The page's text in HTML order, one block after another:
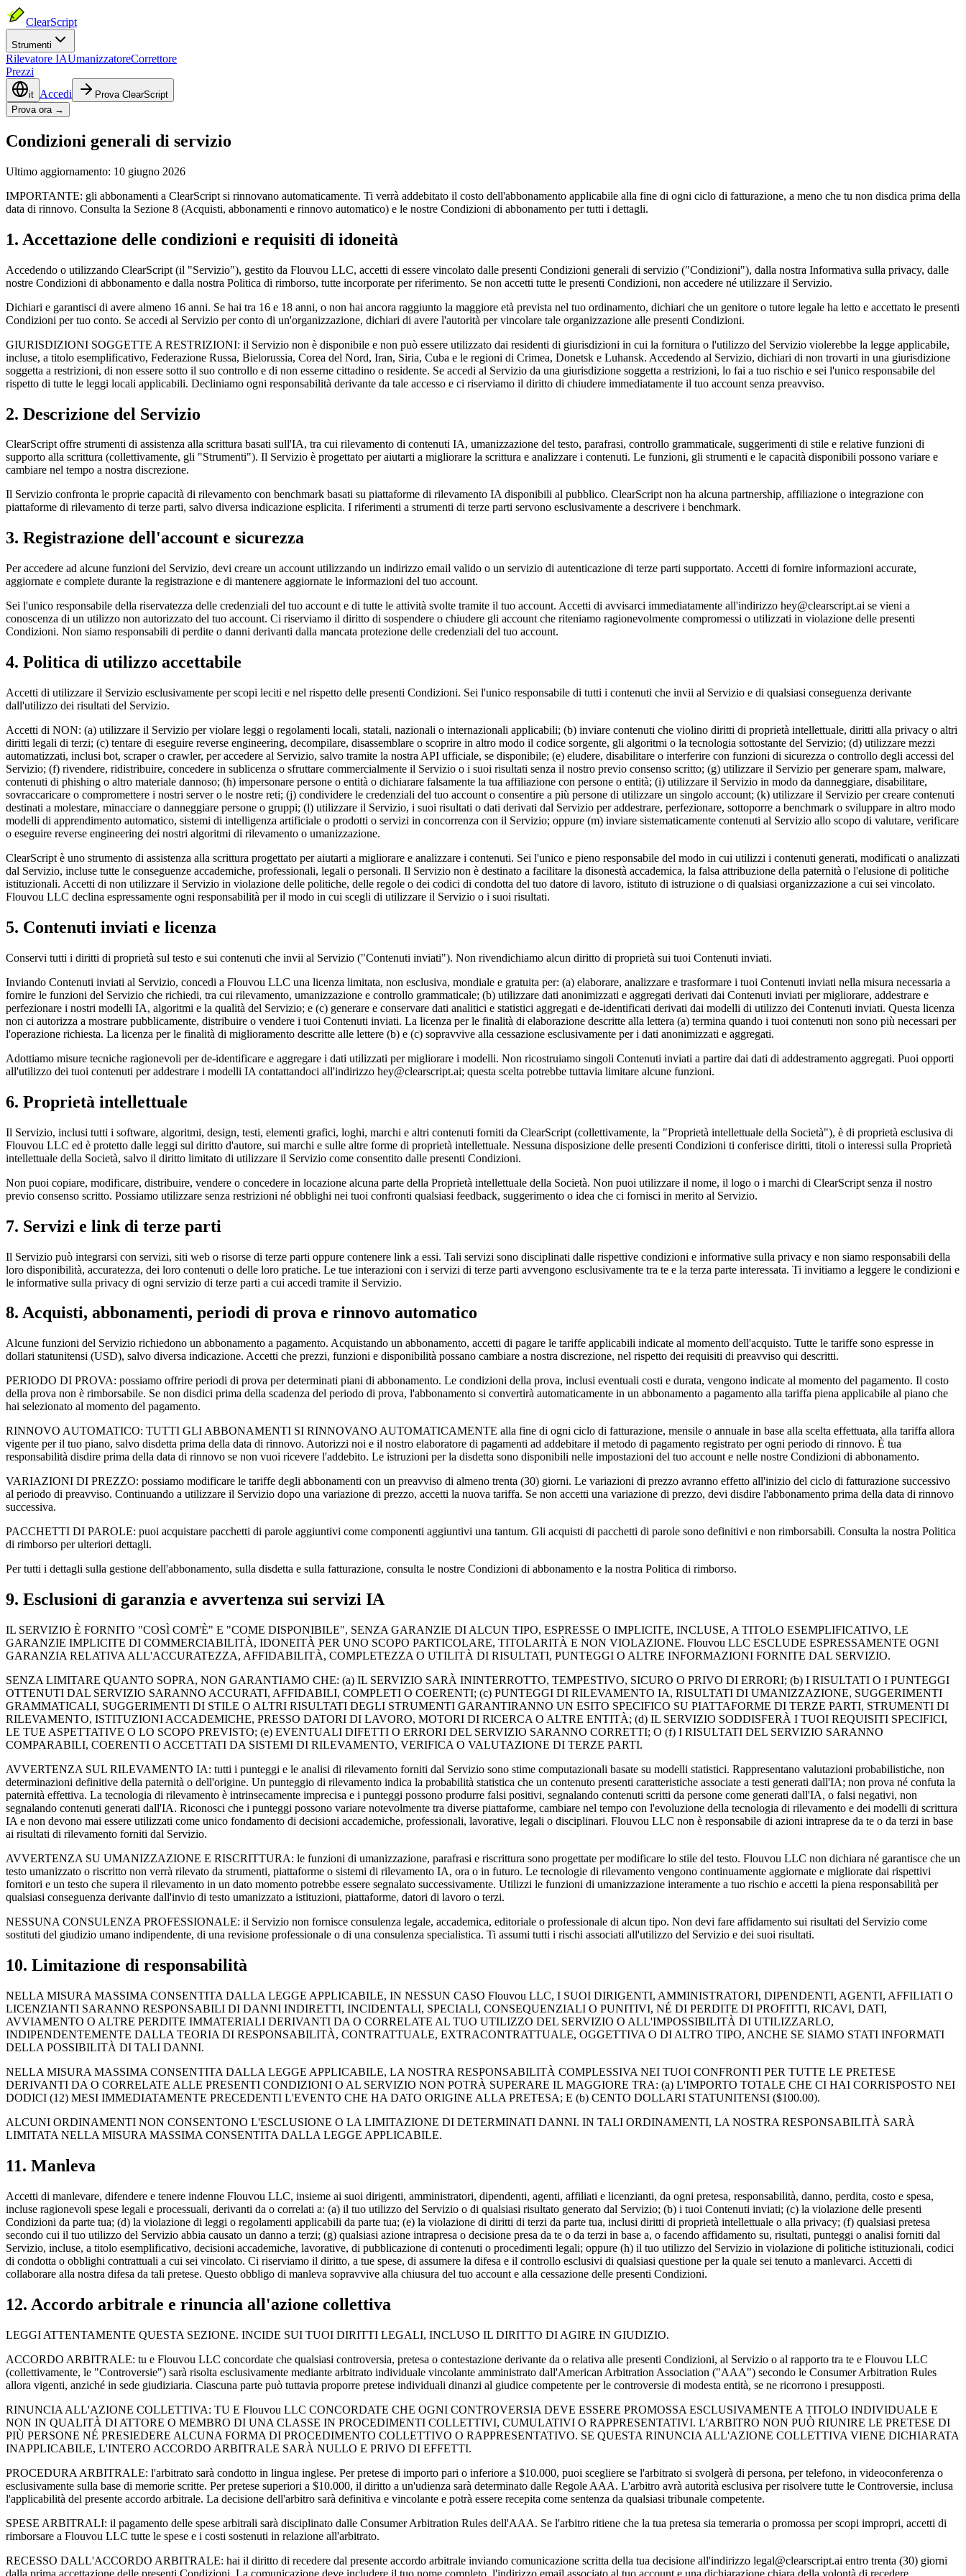
ClearScript
Strumenti
Rilevatore IAUmanizzatoreCorrettore
Prezzi
it Accedi
Prova ClearScript
Prova ora →
Condizioni generali di servizio
Ultimo aggiornamento: 10 giugno 2026
IMPORTANTE: gli abbonamenti a ClearScript si rinnovano automaticamente. Ti verrà addebitato il costo dell'abbonamento applicabile alla fine di ogni ciclo di fatturazione, a meno che tu non disdica prima della
data di rinnovo. Consulta la Sezione 8 (Acquisti, abbonamenti e rinnovo automatico) e le nostre Condizioni di abbonamento per tutti i dettagli.
1. Accettazione delle condizioni e requisiti di idoneità
Accedendo o utilizzando ClearScript (il "Servizio"), gestito da Flouvou LLC, accetti di essere vincolato dalle presenti Condizioni generali di servizio ("Condizioni"), dalla nostra Informativa sulla privacy, dalle
nostre Condizioni di abbonamento e dalla nostra Politica di rimborso, tutte incorporate per riferimento. Se non accetti tutte le presenti Condizioni, non accedere né utilizzare il Servizio.
Dichiari e garantisci di avere almeno 16 anni. Se hai tra 16 e 18 anni, o non hai ancora raggiunto la maggiore età prevista nel tuo ordinamento, dichiari che un genitore o tutore legale ha letto e accettato le presenti
Condizioni per tuo conto. Se accedi al Servizio per conto di un'organizzazione, dichiari di avere l'autorità per vincolare tale organizzazione alle presenti Condizioni.
GIURISDIZIONI SOGGETTE A RESTRIZIONI: il Servizio non è disponibile e non può essere utilizzato dai residenti di giurisdizioni in cui la fornitura o l'utilizzo del Servizio violerebbe la legge applicabile,
incluse, a titolo esemplificativo, Federazione Russa, Bielorussia, Corea del Nord, Iran, Siria, Cuba e le regioni di Crimea, Donetsk e Luhansk. Accedendo al Servizio, dichiari di non trovarti in una giurisdizione
soggetta a restrizioni, di non essere sotto il suo controllo e di non esserne cittadino o residente. Se accedi al Servizio da una giurisdizione soggetta a restrizioni, lo fai a tuo rischio e sei l'unico responsabile del
rispetto di tutte le leggi locali applicabili. Decliniamo ogni responsabilità derivante da tale accesso e ci riserviamo il diritto di chiudere immediatamente il tuo account senza preavviso.
2. Descrizione del Servizio
ClearScript offre strumenti di assistenza alla scrittura basati sull'IA, tra cui rilevamento di contenuti IA, umanizzazione del testo, parafrasi, controllo grammaticale, suggerimenti di stile e relative funzioni di
supporto alla scrittura (collettivamente, gli "Strumenti"). Il Servizio è progettato per aiutarti a migliorare la scrittura e analizzare i contenuti. Le funzioni, gli strumenti e le capacità disponibili possono variare e
cambiare nel tempo a nostra discrezione.
Il Servizio confronta le proprie capacità di rilevamento con benchmark basati su piattaforme di rilevamento IA disponibili al pubblico. ClearScript non ha alcuna partnership, affiliazione o integrazione con
piattaforme di rilevamento di terze parti, salvo diversa indicazione esplicita. I riferimenti a strumenti di terze parti servono esclusivamente a descrivere i benchmark.
3. Registrazione dell'account e sicurezza
Per accedere ad alcune funzioni del Servizio, devi creare un account utilizzando un indirizzo email valido o un servizio di autenticazione di terze parti supportato. Accetti di fornire informazioni accurate,
aggiornate e complete durante la registrazione e di mantenere aggiornate le informazioni del tuo account.
Sei l'unico responsabile della riservatezza delle credenziali del tuo account e di tutte le attività svolte tramite il tuo account. Accetti di avvisarci immediatamente all'indirizzo hey@clearscript.ai se vieni a
conoscenza di un utilizzo non autorizzato del tuo account. Ci riserviamo il diritto di sospendere o chiudere gli account che riteniamo ragionevolmente compromessi o utilizzati in violazione delle presenti
Condizioni. Non siamo responsabili di perdite o danni derivanti dalla mancata protezione delle credenziali del tuo account.
4. Politica di utilizzo accettabile
Accetti di utilizzare il Servizio esclusivamente per scopi leciti e nel rispetto delle presenti Condizioni. Sei l'unico responsabile di tutti i contenuti che invii al Servizio e di qualsiasi conseguenza derivante
dall'utilizzo dei risultati del Servizio.
Accetti di NON: (a) utilizzare il Servizio per violare leggi o regolamenti locali, statali, nazionali o internazionali applicabili; (b) inviare contenuti che violino diritti di proprietà intellettuale, diritti alla privacy o altri
diritti legali di terzi; (c) tentare di eseguire reverse engineering, decompilare, disassemblare o scoprire in altro modo il codice sorgente, gli algoritmi o la tecnologia sottostante del Servizio; (d) utilizzare mezzi
automatizzati, inclusi bot, scraper o crawler, per accedere al Servizio, salvo tramite la nostra API ufficiale, se disponibile; (e) eludere, disabilitare o interferire con funzioni di sicurezza o controllo degli accessi del
Servizio; (f) rivendere, ridistribuire, concedere in sublicenza o sfruttare commercialmente il Servizio o i suoi risultati senza il nostro previo consenso scritto; (g) utilizzare il Servizio per generare spam, malware,
contenuti di phishing o altro materiale dannoso; (h) impersonare persone o entità o dichiarare falsamente la tua affiliazione con persone o entità; (i) utilizzare il Servizio in modo da danneggiare, disabilitare,
sovraccaricare o compromettere i nostri server o le nostre reti; (j) condividere le credenziali del tuo account o consentire a più persone di utilizzare un singolo account; (k) utilizzare il Servizio per creare contenuti
destinati a molestare, minacciare o danneggiare persone o gruppi; (l) utilizzare il Servizio, i suoi risultati o dati derivati dal Servizio per addestrare, perfezionare, sottoporre a benchmark o sviluppare in altro modo
modelli di apprendimento automatico, sistemi di intelligenza artificiale o prodotti o servizi in concorrenza con il Servizio; oppure (m) inviare sistematicamente contenuti al Servizio allo scopo di valutare, verificare
o eseguire reverse engineering dei nostri algoritmi di rilevamento o umanizzazione.
ClearScript è uno strumento di assistenza alla scrittura progettato per aiutarti a migliorare e analizzare i contenuti. Sei l'unico e pieno responsabile del modo in cui utilizzi i contenuti generati, modificati o analizzati
dal Servizio, incluse tutte le conseguenze accademiche, professionali, legali o personali. Il Servizio non è destinato a facilitare la disonestà accademica, la falsa attribuzione della paternità o l'elusione di politiche
istituzionali. Accetti di non utilizzare il Servizio in violazione delle politiche, delle regole o dei codici di condotta del tuo datore di lavoro, istituto di istruzione o di qualsiasi organizzazione a cui sei vincolato.
Flouvou LLC declina espressamente ogni responsabilità per il modo in cui scegli di utilizzare il Servizio o i suoi risultati.
5. Contenuti inviati e licenza
Conservi tutti i diritti di proprietà sul testo e sui contenuti che invii al Servizio ("Contenuti inviati"). Non rivendichiamo alcun diritto di proprietà sui tuoi Contenuti inviati.
Inviando Contenuti inviati al Servizio, concedi a Flouvou LLC una licenza limitata, non esclusiva, mondiale e gratuita per: (a) elaborare, analizzare e trasformare i tuoi Contenuti inviati nella misura necessaria a
fornire le funzioni del Servizio che richiedi, tra cui rilevamento, umanizzazione e controllo grammaticale; (b) utilizzare dati anonimizzati e aggregati derivati dai Contenuti inviati per migliorare, addestrare e
perfezionare i nostri modelli IA, algoritmi e la qualità del Servizio; e (c) generare e conservare dati analitici e statistici aggregati e de-identificati derivati dai modelli di utilizzo dei Contenuti inviati. Questa licenza
non ci autorizza a mostrare pubblicamente, distribuire o vendere i tuoi Contenuti inviati. La licenza per le finalità di elaborazione descritte alla lettera (a) termina quando i tuoi contenuti non sono più necessari per
l'operazione richiesta. La licenza per le finalità di miglioramento descritte alle lettere (b) e (c) sopravvive alla cessazione esclusivamente per i dati anonimizzati e aggregati.
Adottiamo misure tecniche ragionevoli per de-identificare e aggregare i dati utilizzati per migliorare i modelli. Non ricostruiamo singoli Contenuti inviati a partire dai dati di addestramento aggregati. Puoi opporti
all'utilizzo dei tuoi contenuti per addestrare i modelli IA contattandoci all'indirizzo hey@clearscript.ai; questa scelta potrebbe tuttavia limitare alcune funzioni.
6. Proprietà intellettuale
Il Servizio, inclusi tutti i software, algoritmi, design, testi, elementi grafici, loghi, marchi e altri contenuti forniti da ClearScript (collettivamente, la "Proprietà intellettuale della Società"), è di proprietà esclusiva di
Flouvou LLC ed è protetto dalle leggi sul diritto d'autore, sui marchi e sulle altre forme di proprietà intellettuale. Nessuna disposizione delle presenti Condizioni ti conferisce diritti, titoli o interessi sulla Proprietà
intellettuale della Società, salvo il diritto limitato di utilizzare il Servizio come consentito dalle presenti Condizioni.
Non puoi copiare, modificare, distribuire, vendere o concedere in locazione alcuna parte della Proprietà intellettuale della Società. Non puoi utilizzare il nome, il logo o i marchi di ClearScript senza il nostro
previo consenso scritto. Possiamo utilizzare senza restrizioni né obblighi nei tuoi confronti qualsiasi feedback, suggerimento o idea che ci fornisci in merito al Servizio.
7. Servizi e link di terze parti
Il Servizio può integrarsi con servizi, siti web o risorse di terze parti oppure contenere link a essi. Tali servizi sono disciplinati dalle rispettive condizioni e informative sulla privacy e non siamo responsabili della
loro disponibilità, accuratezza, dei loro contenuti o delle loro pratiche. Le tue interazioni con i servizi di terze parti avvengono esclusivamente tra te e la terza parte interessata. Ti invitiamo a leggere le condizioni e
le informative sulla privacy di ogni servizio di terze parti a cui accedi tramite il Servizio.
8. Acquisti, abbonamenti, periodi di prova e rinnovo automatico
Alcune funzioni del Servizio richiedono un abbonamento a pagamento. Acquistando un abbonamento, accetti di pagare le tariffe applicabili indicate al momento dell'acquisto. Tutte le tariffe sono espresse in
dollari statunitensi (USD), salvo diversa indicazione. Accetti che prezzi, funzioni e disponibilità possano cambiare a nostra discrezione, nel rispetto dei requisiti di preavviso qui descritti.
PERIODO DI PROVA: possiamo offrire periodi di prova per determinati piani di abbonamento. Le condizioni della prova, inclusi eventuali costi e durata, vengono indicate al momento del pagamento. Il costo
della prova non è rimborsabile. Se non disdici prima della scadenza del periodo di prova, l'abbonamento si convertirà automaticamente in un abbonamento a pagamento alla tariffa piena applicabile al piano che
hai selezionato al momento del pagamento.
RINNOVO AUTOMATICO: TUTTI GLI ABBONAMENTI SI RINNOVANO AUTOMATICAMENTE alla fine di ogni ciclo di fatturazione, mensile o annuale in base alla scelta effettuata, alla tariffa allora
vigente per il tuo piano, salvo disdetta prima della data di rinnovo. Autorizzi noi e il nostro elaboratore di pagamenti ad addebitare il metodo di pagamento registrato per ogni periodo di rinnovo. È tua
responsabilità disdire prima della data di rinnovo se non vuoi ricevere l'addebito. Le istruzioni per la disdetta sono disponibili nelle impostazioni del tuo account e nelle nostre Condizioni di abbonamento.
VARIAZIONI DI PREZZO: possiamo modificare le tariffe degli abbonamenti con un preavviso di almeno trenta (30) giorni. Le variazioni di prezzo avranno effetto all'inizio del ciclo di fatturazione successivo
al periodo di preavviso. Continuando a utilizzare il Servizio dopo una variazione di prezzo, accetti la nuova tariffa. Se non accetti una variazione di prezzo, devi disdire l'abbonamento prima della data di rinnovo
successiva.
PACCHETTI DI PAROLE: puoi acquistare pacchetti di parole aggiuntivi come componenti aggiuntivi una tantum. Gli acquisti di pacchetti di parole sono definitivi e non rimborsabili. Consulta la nostra Politica
di rimborso per ulteriori dettagli.
Per tutti i dettagli sulla gestione dell'abbonamento, sulla disdetta e sulla fatturazione, consulta le nostre Condizioni di abbonamento e la nostra Politica di rimborso.
9. Esclusioni di garanzia e avvertenza sui servizi IA
IL SERVIZIO È FORNITO "COSÌ COM'È" E "COME DISPONIBILE", SENZA GARANZIE DI ALCUN TIPO, ESPRESSE O IMPLICITE, INCLUSE, A TITOLO ESEMPLIFICATIVO, LE
GARANZIE IMPLICITE DI COMMERCIABILITÀ, IDONEITÀ PER UNO SCOPO PARTICOLARE, TITOLARITÀ E NON VIOLAZIONE. Flouvou LLC ESCLUDE ESPRESSAMENTE OGNI
GARANZIA RELATIVA ALL'ACCURATEZZA, AFFIDABILITÀ, COMPLETEZZA O UTILITÀ DI RISULTATI, PUNTEGGI O ALTRE INFORMAZIONI FORNITE DAL SERVIZIO.
SENZA LIMITARE QUANTO SOPRA, NON GARANTIAMO CHE: (a) IL SERVIZIO SARÀ ININTERROTTO, TEMPESTIVO, SICURO O PRIVO DI ERRORI; (b) I RISULTATI O I PUNTEGGI
OTTENUTI DAL SERVIZIO SARANNO ACCURATI, AFFIDABILI, COMPLETI O COERENTI; (c) PUNTEGGI DI RILEVAMENTO IA, RISULTATI DI UMANIZZAZIONE, SUGGERIMENTI
GRAMMATICALI, SUGGERIMENTI DI STILE O ALTRI RISULTATI DEGLI STRUMENTI GARANTIRANNO UN ESITO SPECIFICO SU PIATTAFORME DI TERZE PARTI, STRUMENTI DI
RILEVAMENTO, ISTITUZIONI ACCADEMICHE, PRESSO DATORI DI LAVORO, MOTORI DI RICERCA O ALTRE ENTITÀ; (d) IL SERVIZIO SODDISFERÀ I TUOI REQUISITI SPECIFICI,
LE TUE ASPETTATIVE O LO SCOPO PREVISTO; (e) EVENTUALI DIFETTI O ERRORI DEL SERVIZIO SARANNO CORRETTI; O (f) I RISULTATI DEL SERVIZIO SARANNO
COMPARABILI, COERENTI O ACCETTATI DA SISTEMI DI RILEVAMENTO, VERIFICA O VALUTAZIONE DI TERZE PARTI.
AVVERTENZA SUL RILEVAMENTO IA: tutti i punteggi e le analisi di rilevamento forniti dal Servizio sono stime computazionali basate su modelli statistici. Rappresentano valutazioni probabilistiche, non
determinazioni definitive della paternità o dell'origine. Un punteggio di rilevamento indica la probabilità statistica che un contenuto presenti caratteristiche associate a testi generati dall'IA; non prova né confuta la
paternità effettiva. La tecnologia di rilevamento è intrinsecamente imprecisa e i punteggi possono produrre falsi positivi, segnalando contenuti scritti da persone come generati dall'IA, o falsi negativi, non
segnalando contenuti generati dall'IA. Riconosci che i punteggi possono variare notevolmente tra diverse piattaforme, cambiare nel tempo con l'evoluzione della tecnologia di rilevamento e dei modelli di scrittura
IA e non devono mai essere utilizzati come unico fondamento di decisioni accademiche, professionali, lavorative, legali o disciplinari. Flouvou LLC non è responsabile di azioni intraprese da te o da terzi in base
ai risultati di rilevamento forniti dal Servizio.
AVVERTENZA SU UMANIZZAZIONE E RISCRITTURA: le funzioni di umanizzazione, parafrasi e riscrittura sono progettate per modificare lo stile del testo. Flouvou LLC non dichiara né garantisce che un
testo umanizzato o riscritto non verrà rilevato da strumenti, piattaforme o sistemi di rilevamento IA, ora o in futuro. Le tecnologie di rilevamento vengono continuamente aggiornate e migliorate dai rispettivi
fornitori e un testo che supera il rilevamento in un dato momento potrebbe essere segnalato successivamente. Utilizzi le funzioni di umanizzazione interamente a tuo rischio e accetti la piena responsabilità per
qualsiasi conseguenza derivante dall'invio di testo umanizzato a istituzioni, piattaforme, datori di lavoro o terzi.
NESSUNA CONSULENZA PROFESSIONALE: il Servizio non fornisce consulenza legale, accademica, editoriale o professionale di alcun tipo. Non devi fare affidamento sui risultati del Servizio come
sostituti del giudizio umano indipendente, di una revisione professionale o di una consulenza specialistica. Ti assumi tutti i rischi associati all'utilizzo del Servizio e dei suoi risultati.
10. Limitazione di responsabilità
NELLA MISURA MASSIMA CONSENTITA DALLA LEGGE APPLICABILE, IN NESSUN CASO Flouvou LLC, I SUOI DIRIGENTI, AMMINISTRATORI, DIPENDENTI, AGENTI, AFFILIATI O
LICENZIANTI SARANNO RESPONSABILI DI DANNI INDIRETTI, INCIDENTALI, SPECIALI, CONSEQUENZIALI O PUNITIVI, NÉ DI PERDITE DI PROFITTI, RICAVI, DATI,
AVVIAMENTO O ALTRE PERDITE IMMATERIALI DERIVANTI DA O CORRELATE AL TUO UTILIZZO DEL SERVIZIO O ALL'IMPOSSIBILITÀ DI UTILIZZARLO,
INDIPENDENTEMENTE DALLA TEORIA DI RESPONSABILITÀ, CONTRATTUALE, EXTRACONTRATTUALE, OGGETTIVA O DI ALTRO TIPO, ANCHE SE SIAMO STATI INFORMATI
DELLA POSSIBILITÀ DI TALI DANNI.
NELLA MISURA MASSIMA CONSENTITA DALLA LEGGE APPLICABILE, LA NOSTRA RESPONSABILITÀ COMPLESSIVA NEI TUOI CONFRONTI PER TUTTE LE PRETESE
DERIVANTI DA O CORRELATE ALLE PRESENTI CONDIZIONI O AL SERVIZIO NON POTRÀ SUPERARE IL MAGGIORE TRA: (a) L'IMPORTO TOTALE CHE CI HAI CORRISPOSTO NEI
DODICI (12) MESI IMMEDIATAMENTE PRECEDENTI L'EVENTO CHE HA DATO ORIGINE ALLA PRETESA; E (b) CENTO DOLLARI STATUNITENSI ($100.00).
ALCUNI ORDINAMENTI NON CONSENTONO L'ESCLUSIONE O LA LIMITAZIONE DI DETERMINATI DANNI. IN TALI ORDINAMENTI, LA NOSTRA RESPONSABILITÀ SARÀ
LIMITATA NELLA MISURA MASSIMA CONSENTITA DALLA LEGGE APPLICABILE.
11. Manleva
Accetti di manlevare, difendere e tenere indenne Flouvou LLC, insieme ai suoi dirigenti, amministratori, dipendenti, agenti, affiliati e licenzianti, da ogni pretesa, responsabilità, danno, perdita, costo e spesa,
incluse ragionevoli spese legali e processuali, derivanti da o correlati a: (a) il tuo utilizzo del Servizio o di qualsiasi risultato generato dal Servizio; (b) i tuoi Contenuti inviati; (c) la violazione delle presenti
Condizioni da parte tua; (d) la violazione di leggi o regolamenti applicabili da parte tua; (e) la violazione di diritti di terzi da parte tua, inclusi diritti di proprietà intellettuale o alla privacy; (f) qualsiasi pretesa
secondo cui il tuo utilizzo del Servizio abbia causato un danno a terzi; (g) qualsiasi azione intrapresa o decisione presa da te o da terzi in base a, o facendo affidamento su, risultati, punteggi o analisi forniti dal
Servizio, incluse, a titolo esemplificativo, decisioni accademiche, lavorative, di pubblicazione di contenuti o procedimenti legali; oppure (h) il tuo utilizzo del Servizio in violazione di politiche istituzionali, codici
di condotta o obblighi contrattuali a cui sei vincolato. Ci riserviamo il diritto, a tue spese, di assumere la difesa e il controllo esclusivi di qualsiasi questione per la quale sei tenuto a manlevarci. Accetti di
collaborare alla nostra difesa da tali pretese. Questo obbligo di manleva sopravvive alla chiusura del tuo account e alla cessazione delle presenti Condizioni.
12. Accordo arbitrale e rinuncia all'azione collettiva
LEGGI ATTENTAMENTE QUESTA SEZIONE. INCIDE SUI TUOI DIRITTI LEGALI, INCLUSO IL DIRITTO DI AGIRE IN GIUDIZIO.
ACCORDO ARBITRALE: tu e Flouvou LLC concordate che qualsiasi controversia, pretesa o contestazione derivante da o relativa alle presenti Condizioni, al Servizio o al rapporto tra te e Flouvou LLC
(collettivamente, le "Controversie") sarà risolta esclusivamente mediante arbitrato individuale vincolante amministrato dall'American Arbitration Association ("AAA") secondo le Consumer Arbitration Rules
allora vigenti, anziché in sede giudiziaria. Ciascuna parte può tuttavia proporre pretese individuali dinanzi al giudice competente per le controversie di modesta entità, se ne ricorrono i presupposti.
RINUNCIA ALL'AZIONE COLLETTIVA: TU E Flouvou LLC CONCORDATE CHE OGNI CONTROVERSIA DEVE ESSERE PROMOSSA ESCLUSIVAMENTE A TITOLO INDIVIDUALE E
NON IN QUALITÀ DI ATTORE O MEMBRO DI UNA CLASSE IN PROCEDIMENTI COLLETTIVI, CUMULATIVI O RAPPRESENTATIVI. L'ARBITRO NON PUÒ RIUNIRE LE PRETESE DI
PIÙ PERSONE NÉ PRESIEDERE ALCUNA FORMA DI PROCEDIMENTO COLLETTIVO O RAPPRESENTATIVO. SE QUESTA RINUNCIA ALL'AZIONE COLLETTIVA VIENE DICHIARATA
INAPPLICABILE, L'INTERO ACCORDO ARBITRALE SARÀ NULLO E PRIVO DI EFFETTI.
PROCEDURA ARBITRALE: l'arbitrato sarà condotto in lingua inglese. Per pretese di importo pari o inferiore a $10.000, puoi scegliere se l'arbitrato si svolgerà di persona, per telefono, in videoconferenza o
esclusivamente sulla base di memorie scritte. Per pretese superiori a $10.000, il diritto a un'udienza sarà determinato dalle Regole AAA. L'arbitro avrà autorità esclusiva per risolvere tutte le Controversie, inclusa
l'applicabilità del presente accordo arbitrale. La decisione dell'arbitro sarà definitiva e vincolante e potrà essere recepita come sentenza da qualsiasi tribunale competente.
SPESE ARBITRALI: il pagamento delle spese arbitrali sarà disciplinato dalle Consumer Arbitration Rules dell'AAA. Se l'arbitro ritiene che la tua pretesa sia temeraria o promossa per scopi impropri, accetti di
rimborsare a Flouvou LLC tutte le spese e i costi sostenuti in relazione all'arbitrato.
RECESSO DALL'ACCORDO ARBITRALE: hai il diritto di recedere dal presente accordo arbitrale inviando comunicazione scritta della tua decisione all'indirizzo legal@clearscript.ai entro trenta (30) giorni
dalla prima accettazione delle presenti Condizioni. La comunicazione deve includere il tuo nome completo, l'indirizzo email associato al tuo account e una dichiarazione chiara della volontà di recedere